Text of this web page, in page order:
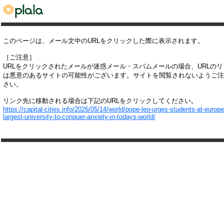
このページは、メール文中のURLをクリックした際に表示されます。
［ご注意］
URLをクリックされたメールが迷惑メール・スパムメールの場合、URLの
は悪意のあるサイトの可能性がございます。サイトを閲覧されないようご
さい。
リンク先に移動される場合は下記のURLをクリックしてください。
https://capital-cities.info/2026/05/14/world/pope-leo-urges-students-at-
largest-university-to-conquer-anxiety-in-todays-world/